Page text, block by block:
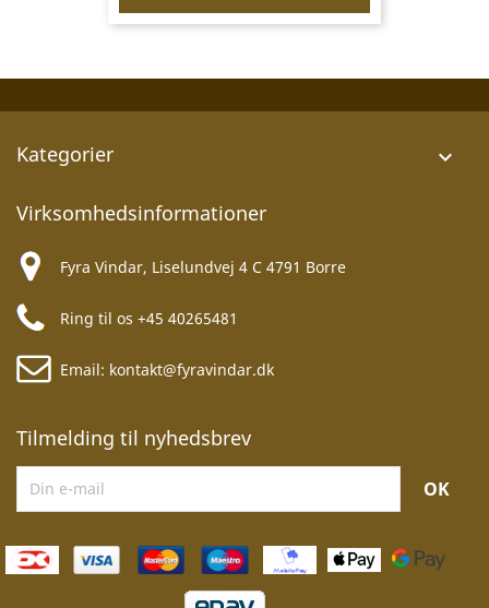
Kategorier 
Virksomhedsinformationer
Fyra Vindar, Liselundvej 4 C 4791 Borre
Ring til os +45 40265481
Email: kontakt@fyravindar.dk
Tilmelding til nyhedsbrev